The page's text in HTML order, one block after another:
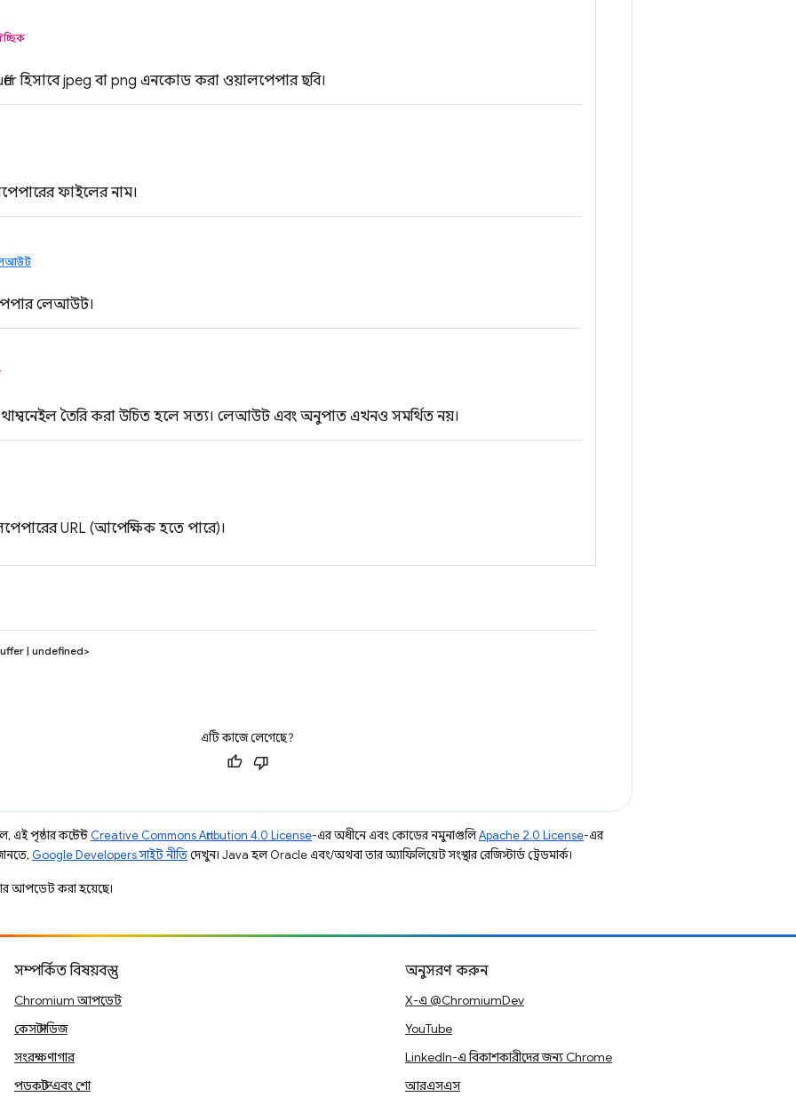
হিসাবে jpeg বা png এনকোড করা ওয়ালপেপার ছবি।
ফাইলের নাম।
লেআউট।
তৈরি করা উচিত হলে সত্য। লেআউট এবং অনুপাত এখনও সমর্থিত নয়।
URL (আপেক্ষিক হতে পারে)।
| undefined>
এটি কাজে লেগেছে?
এই পৃষ্ঠার কন্টেন্ট Creative Commons Attribution 4.0 License-এর অধীনে এবং কোডের নমুনাগুলিApache 2.0 License-এর
Google Developers সাইট নীতিদেখুন। Java হল Oracle এবং/অথবা তার অ্যাফিলিয়েট সংস্থার রেজিস্টার্ড ট্রেডমার্ক।
আপডেট করা হয়েছে।
সম্পর্কিত বিষয়বস্তু
Chromium আপডেট
কেস স্টাডিজ
সংরক্ষণাগার
পডকাস্ট এবং শো
অনুসরণ করুন
X-এ @ChromiumDev
YouTube
LinkedIn-এ বিকাশকারীদের জন্য Chrome
আরএসএস